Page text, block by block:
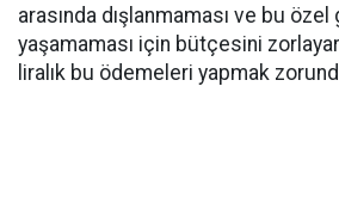
arasında dışlanmaması ve bu
yaşamaması için bütçesini
liralık bu ödemeleri yapmak